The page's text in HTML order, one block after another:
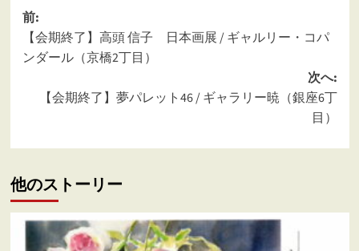
投
稿
ナ
ー
シ
ョ
ン
前:
【会期終了】高頭 信子 日本画展 / ギャルリー・コパ
ンダール（京橋2丁目）
次へ:
【会期終了】夢パレット46 / ギャラリー暁（銀座6丁
目）
他のストーリー